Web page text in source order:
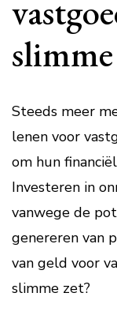
Steeds meer
lenen voor
om hun
Investeren in
vanwege de
genereren van
van geld voor
slimme zet?